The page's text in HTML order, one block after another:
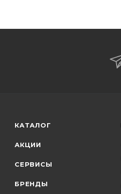
КАТАЛОГ
АКЦИИ
СЕРВИСЫ
БРЕНДЫ